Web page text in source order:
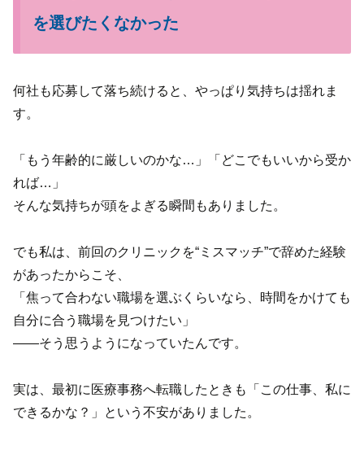
を選びたくなかった
何社も応募して落ち続けると、やっぱり気持ちは揺れま
す。
「もう年齢的に厳しいのかな…」「どこでもいいから受か
れば…」
そんな気持ちが頭をよぎる瞬間もありました。
でも私は、前回のクリニックを“ミスマッチ”で辞めた経験
があったからこそ、
「焦って合わない職場を選ぶくらいなら、時間をかけても
自分に合う職場を見つけたい」
——そう思うようになっていたんです。
実は、最初に医療事務へ転職したときも「この仕事、私に
できるかな？」という不安がありました。